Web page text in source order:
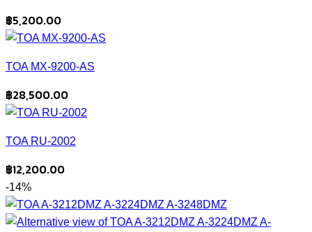
฿5,200.00
TOA MX-9200-AS
฿28,500.00
TOA RU-2002
฿12,200.00
-14%